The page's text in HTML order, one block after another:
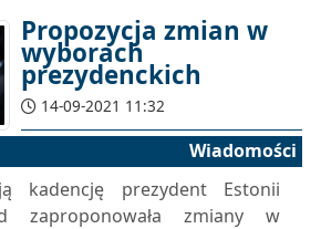
Propozycja zmian w
wyborach
prezydenckich
14-09-2021 11:32
Wiadomości
kadencję prezydent Estonii
zaproponowała zmiany w